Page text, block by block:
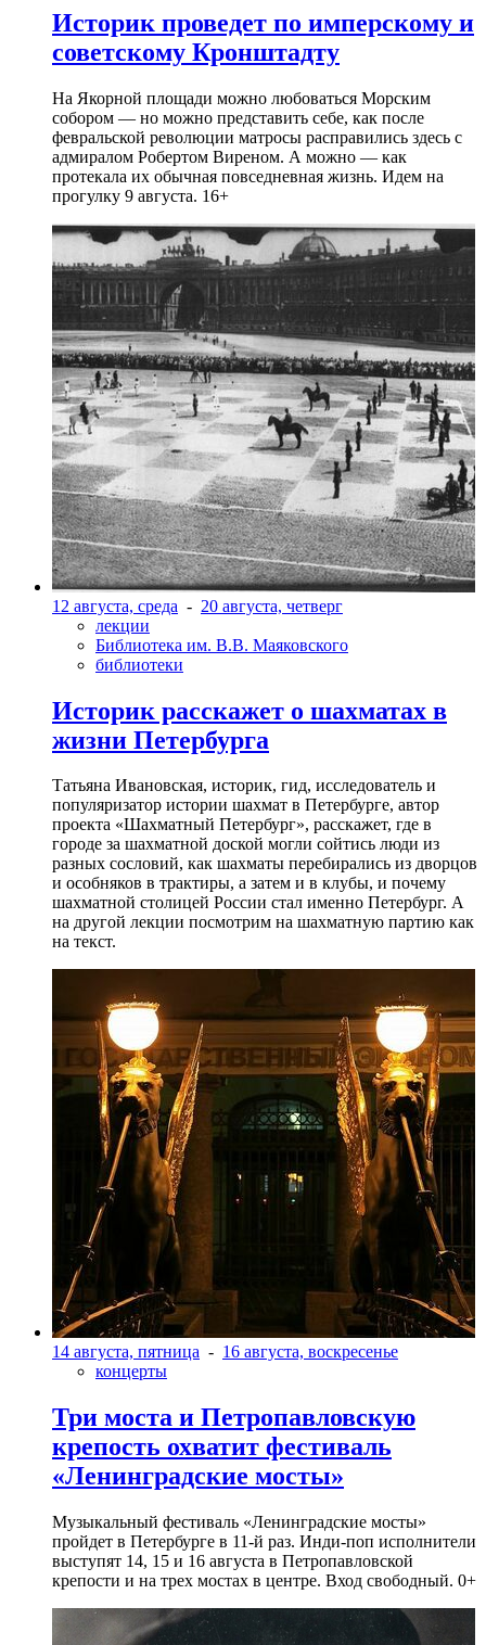
Историк проведет по имперскому и
советскому Кронштадту
На Якорной площади можно любоваться Морским
собором — но можно представить себе, как после
февральской революции матросы расправились здесь с
адмиралом Робертом Виреном. А можно — как
протекала их обычная повседневная жизнь. Идем на
прогулку 9 августа. 16+
12 августа, среда - 20 августа, четверг
лекции
Библиотека им. В.В. Маяковского
библиотеки
Историк расскажет о шахматах в
жизни Петербурга
Татьяна Ивановская, историк, гид, исследователь и
популяризатор истории шахмат в Петербурге, автор
проекта «Шахматный Петербург», расскажет, где в
городе за шахматной доской могли сойтись люди из
разных сословий, как шахматы перебирались из дворцов
и особняков в трактиры, а затем и в клубы, и почему
шахматной столицей России стал именно Петербург. А
на другой лекции посмотрим на шахматную партию как
на текст.
14 августа, пятница - 16 августа, воскресенье
концерты
Три моста и Петропавловскую
крепость охватит фестиваль
«Ленинградские мосты»
Музыкальный фестиваль «Ленинградские мосты»
пройдет в Петербурге в 11-й раз. Инди-поп исполнители
выступят 14, 15 и 16 августа в Петропавловской
крепости и на трех мостах в центре. Вход свободный. 0+